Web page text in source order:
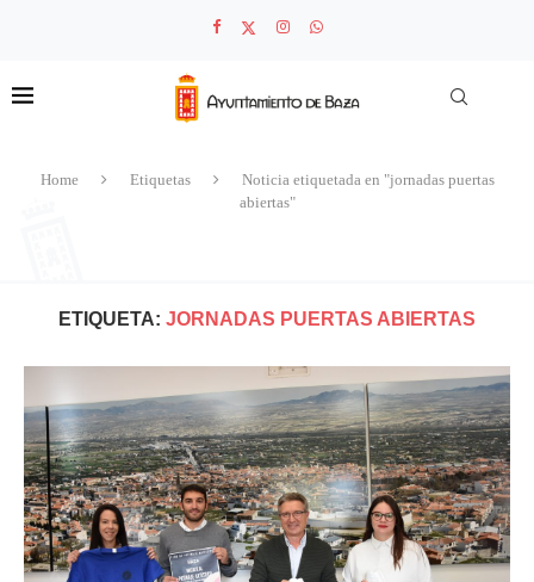
Home Etiquetas
Noticia etiquetada en "jornadas puertas
abiertas"
ETIQUETA: JORNADAS PUERTAS ABIERTAS